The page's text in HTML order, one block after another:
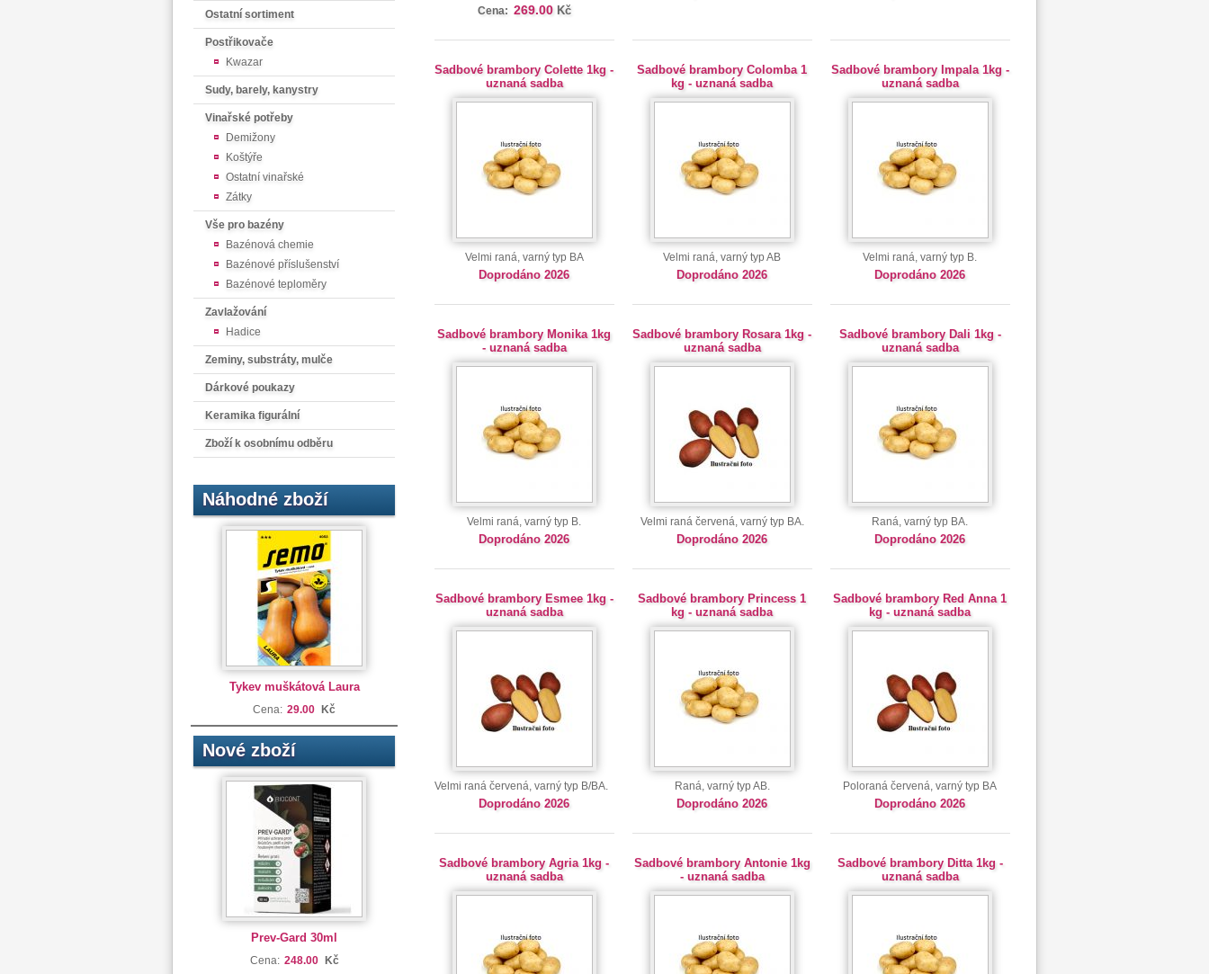
Ostatní sortiment
Postřikovače
Kwazar
Sudy, barely, kanystry
Vinařské potřeby
Demižony
Koštýře
Ostatní vinařské
Zátky
Vše pro bazény
Bazénová chemie
Bazénové příslušenství
Bazénové teploměry
Zavlažování
Hadice
Zeminy, substráty, mulče
Dárkové poukazy
Keramika figurální
Zboží k osobnímu odběru
Náhodné zboží
Tykev muškátová Laura
Cena: 29.00 Kč
Nové zboží
Prev-Gard 30ml
Cena: 248.00 Kč
Cena: 269.00 Kč
Sadbové brambory Colette 1kg -
uznaná sadba
Velmi raná, varný typ BA
Doprodáno 2026
Sadbové brambory Colomba 1
kg - uznaná sadba
Velmi raná, varný typ AB
Doprodáno 2026
Sadbové brambory Impala 1kg -
uznaná sadba
Velmi raná, varný typ B.
Doprodáno 2026
Sadbové brambory Monika 1kg
- uznaná sadba
Velmi raná, varný typ B.
Doprodáno 2026
Sadbové brambory Rosara 1kg -
uznaná sadba
Velmi raná červená, varný typ BA.
Doprodáno 2026
Sadbové brambory Dali 1kg -
uznaná sadba
Raná, varný typ BA.
Doprodáno 2026
Sadbové brambory Esmee 1kg -
uznaná sadba
Velmi raná červená, varný typ B/BA.
Doprodáno 2026
Sadbové brambory Princess 1
kg - uznaná sadba
Raná, varný typ AB.
Doprodáno 2026
Sadbové brambory Red Anna 1
kg - uznaná sadba
Poloraná červená, varný typ BA
Doprodáno 2026
Sadbové brambory Agria 1kg -
uznaná sadba
Sadbové brambory Antonie 1kg
- uznaná sadba
Sadbové brambory Ditta 1kg -
uznaná sadba